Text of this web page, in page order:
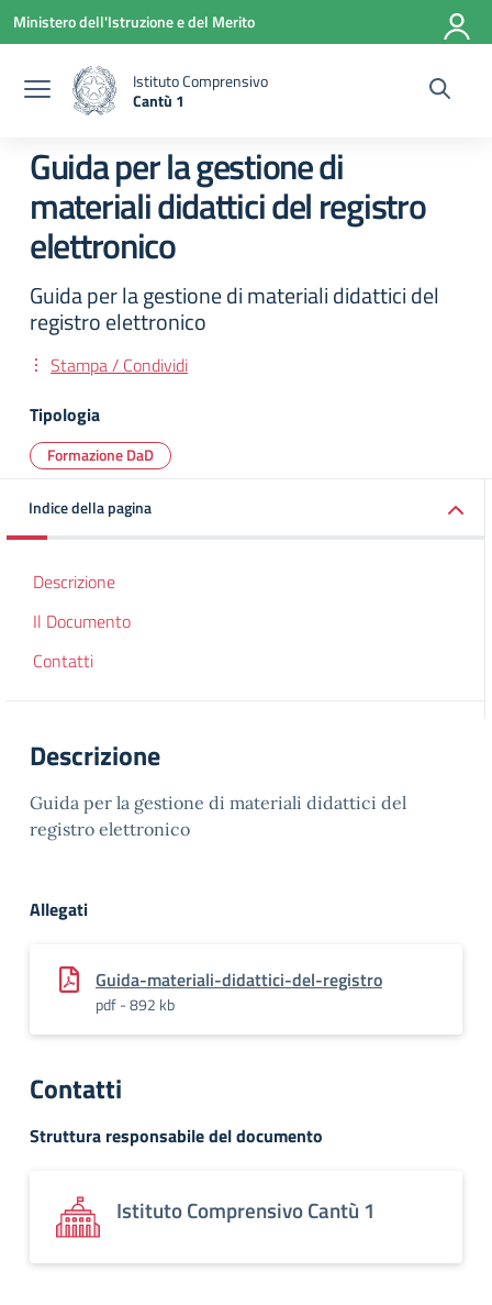
Vai ai contenuti
Vai al menu di navigazione
Vai al footer
Ministero dell'Istruzione e del Merito
Istituto Comprensivo
Cantù 1
Guida per la gestione di
materiali didattici del registro
elettronico
Guida per la gestione di materiali didattici del
registro elettronico
Stampa / Condividi
Tipologia
Formazione DaD
Indice della pagina
Descrizione
Il Documento
Contatti
Descrizione
Guida per la gestione di materiali didattici del
registro elettronico
Allegati
Guida-materiali-didattici-del-registro
pdf - 892 kb
Contatti
Struttura responsabile del documento
Istituto Comprensivo Cantù 1